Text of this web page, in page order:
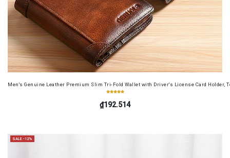
Men's Genuine Leather Premium Slim Tri-Fold Wallet with Driver's License Card Holder,
₫192.514
SALE -12%